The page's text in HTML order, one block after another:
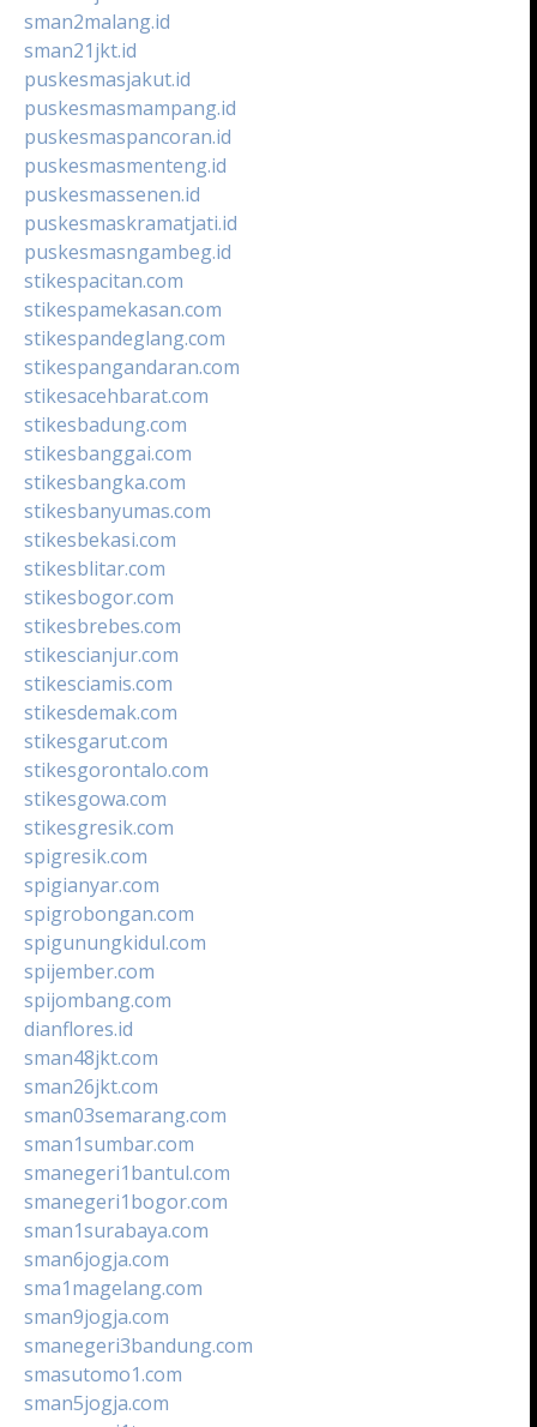
sman2malang.id
sman21jkt.id
puskesmasjakut.id
puskesmasmampang.id
puskesmaspancoran.id
puskesmasmenteng.id
puskesmassenen.id
puskesmaskramatjati.id
puskesmasngambeg.id
stikespacitan.com
stikespamekasan.com
stikespandeglang.com
stikespangandaran.com
stikesacehbarat.com
stikesbadung.com
stikesbanggai.com
stikesbangka.com
stikesbanyumas.com
stikesbekasi.com
stikesblitar.com
stikesbogor.com
stikesbrebes.com
stikescianjur.com
stikesciamis.com
stikesdemak.com
stikesgarut.com
stikesgorontalo.com
stikesgowa.com
stikesgresik.com
spigresik.com
spigianyar.com
spigrobongan.com
spigunungkidul.com
spijember.com
spijombang.com
dianflores.id
sman48jkt.com
sman26jkt.com
sman03semarang.com
sman1sumbar.com
smanegeri1bantul.com
smanegeri1bogor.com
sman1surabaya.com
sman6jogja.com
sma1magelang.com
sman9jogja.com
smanegeri3bandung.com
smasutomo1.com
sman5jogja.com